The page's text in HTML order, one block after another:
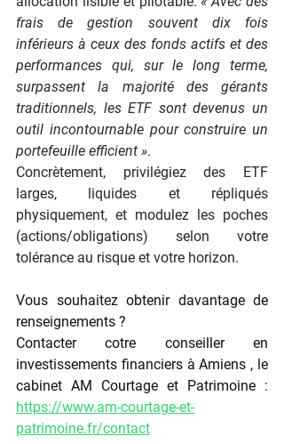
frais de gestion souvent dix fois
inférieurs à ceux des fonds actifs et des
performances qui, sur le long terme,
surpassent la majorité des gérants
traditionnels, les ETF sont devenus un
outil incontournable pour construire un
portefeuille efficient ».
Concrètement, privilégiez des ETF
larges, liquides et répliqués
physiquement, et modulez les poches
(actions/obligations) selon votre
tolérance au risque et votre horizon.
Vous souhaitez obtenir davantage de
renseignements ?
Contacter cotre conseiller en
investissements financiers à Amiens , le
https://www.am-courtage-et-
patrimoine.fr/contact